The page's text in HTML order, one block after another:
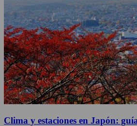
Clima y estaciones en Japón: